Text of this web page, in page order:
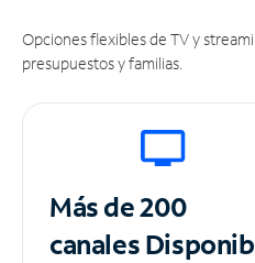
Opciones flexibles de TV y
presupuestos y familias.
Más de 200
canales